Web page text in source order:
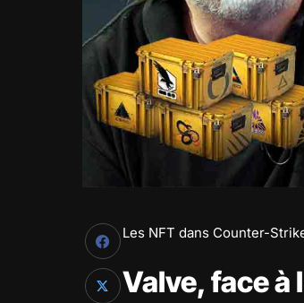
Les NFT dans Counter-
Valve, face à